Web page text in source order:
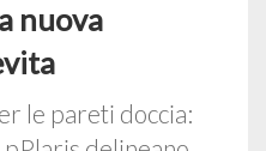
nuova
le pareti doccia: